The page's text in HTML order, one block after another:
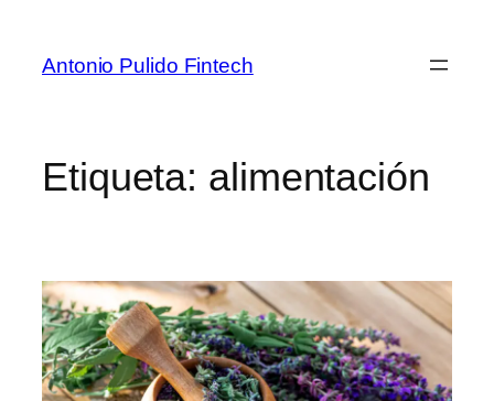
Antonio Pulido Fintech
Etiqueta: alimentación